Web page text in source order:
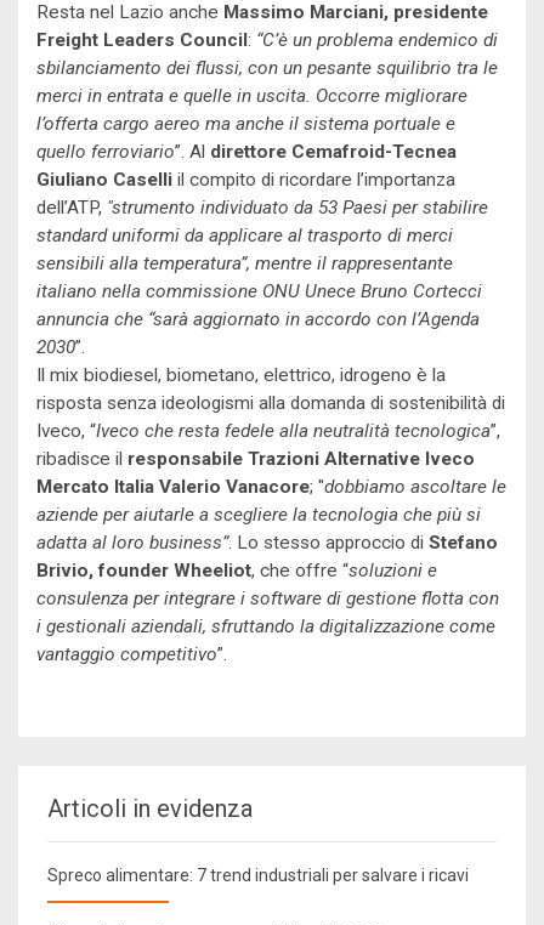
Resta nel Lazio anche Massimo Marciani, presidente
Freight Leaders Council: “C’è un problema endemico di
sbilanciamento dei flussi, con un pesante squilibrio tra le
merci in entrata e quelle in uscita. Occorre migliorare
l’offerta cargo aereo ma anche il sistema portuale e
quello ferroviario”. Al direttore Cemafroid-Tecnea
Giuliano Caselli il compito di ricordare l’importanza
dell’ATP, "strumento individuato da 53 Paesi per stabilire
standard uniformi da applicare al trasporto di merci
sensibili alla temperatura”, mentre il rappresentante
italiano nella commissione ONU Unece Bruno Cortecci
annuncia che “sarà aggiornato in accordo con l’Agenda
2030”.
Il mix biodiesel, biometano, elettrico, idrogeno è la
risposta senza ideologismi alla domanda di sostenibilità di
Iveco, “Iveco che resta fedele alla neutralità tecnologica”,
ribadisce il responsabile Trazioni Alternative Iveco
Mercato Italia Valerio Vanacore; "dobbiamo ascoltare le
aziende per aiutarle a scegliere la tecnologia che più si
adatta al loro business”. Lo stesso approccio di Stefano
Brivio, founder Wheeliot, che offre “soluzioni e
consulenza per integrare i software di gestione flotta con
i gestionali aziendali, sfruttando la digitalizzazione come
vantaggio competitivo”.
Articoli in evidenza
Spreco alimentare: 7 trend industriali per salvare i ricavi